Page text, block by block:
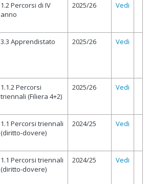
1.2 Percorsi di IV
anno
2025/26 Vedi
3.3 Apprendistato 2025/26 Vedi
1.1.2 Percorsi
triennali (Filiera 4+2)
2025/26 Vedi
1.1 Percorsi triennali
(diritto-dovere)
2024/25 Vedi
1.1 Percorsi triennali
(diritto-dovere)
2024/25 Vedi